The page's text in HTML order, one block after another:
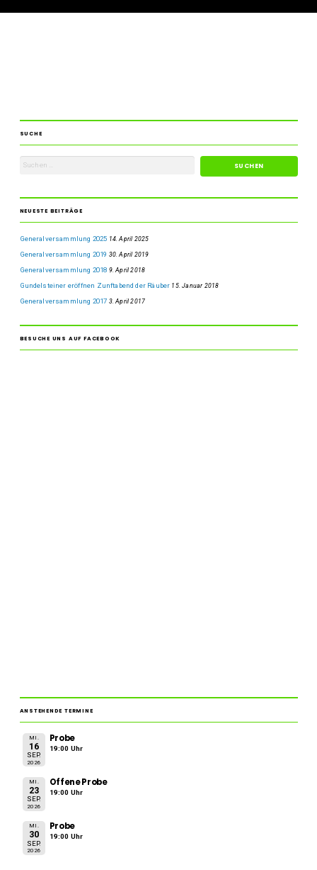
SUCHE
NEUESTE BEITRÄGE
Generalversammlung 2025 14. April 2025
Generalversammlung 2019 30. April 2019
Generalversammlung 2018 9. April 2018
Gundelsteiner eröffnen Zunftabend der Räuber 15. Januar 2018
Generalversammlung 2017 3. April 2017
BESUCHE UNS AUF FACEBOOK
ANSTEHENDE TERMINE
MI.
16
SEP.
2026
Probe
19:00 Uhr
MI.
23
SEP.
2026
Offene Probe
19:00 Uhr
MI.
30
SEP.
2026
Probe
19:00 Uhr